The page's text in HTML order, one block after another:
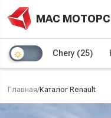
МАС МОТОРС
Chery (25)
Главная/Каталог Renault